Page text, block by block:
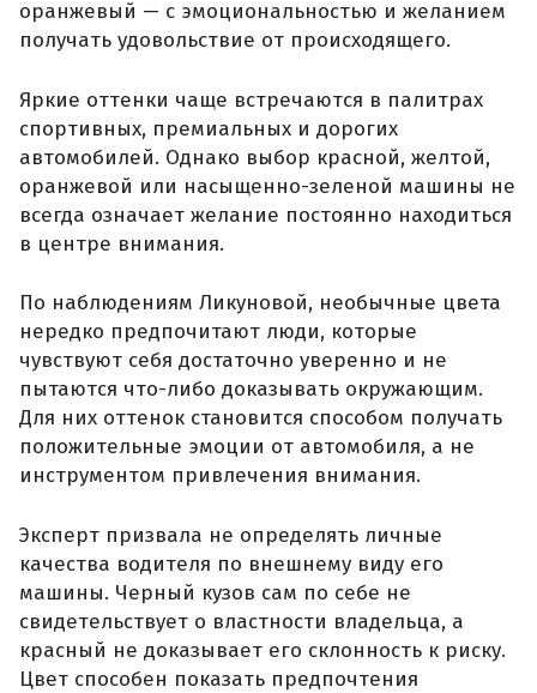
оранжевый — с эмоциональностью и желанием
получать удовольствие от происходящего.
Яркие оттенки чаще встречаются в палитрах
спортивных, премиальных и дорогих
автомобилей. Однако выбор красной, желтой,
оранжевой или насыщенно-зеленой машины не
всегда означает желание постоянно находиться
в центре внимания.
По наблюдениям Ликуновой, необычные цвета
нередко предпочитают люди, которые
чувствуют себя достаточно уверенно и не
пытаются что-либо доказывать окружающим.
Для них оттенок становится способом получать
положительные эмоции от автомобиля, а не
инструментом привлечения внимания.
Эксперт призвала не определять личные
качества водителя по внешнему виду его
машины. Черный кузов сам по себе не
свидетельствует о властности владельца, а
красный не доказывает его склонность к риску.
Цвет способен показать предпочтения